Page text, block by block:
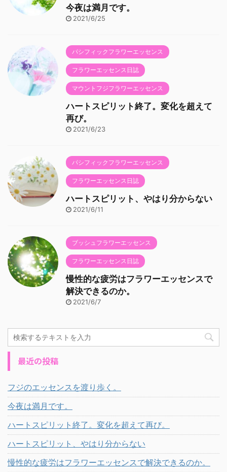
今夜は満月です。
2021/6/25
パシフィックフラワーエッセンス
フラワーエッセンス日誌
マウントフジフラワーエッセンス
ハートスピリット終了。変化を超えて
再び。
2021/6/23
パシフィックフラワーエッセンス
フラワーエッセンス日誌
ハートスピリット、やはり分からない
2021/6/11
ブッシュフラワーエッセンス
フラワーエッセンス日誌
慢性的な疲労はフラワーエッセンスで
解決できるのか。
2021/6/7
最近の投稿
フジのエッセンスを渡り歩く。
今夜は満月です。
ハートスピリット終了。変化を超えて再び。
ハートスピリット、やはり分からない
慢性的な疲労はフラワーエッセンスで解決できるのか。